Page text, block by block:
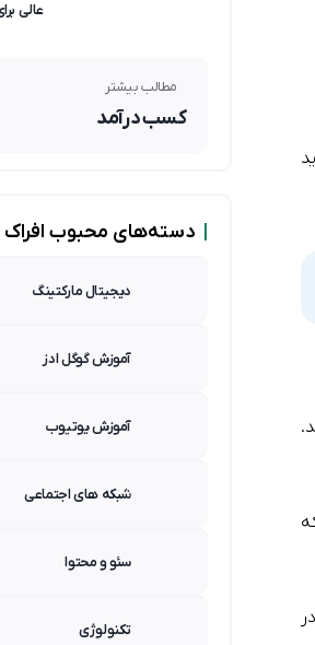
عالی
مطالب بیشتر
کسب درآمد
دسته‌های محبوب افراک
دیجیتال مارکتینگ
آموزش گوگل ادز
آموزش یوتیوب
شبکه های اجتماعی
سئو و محتوا
تکنولوژی